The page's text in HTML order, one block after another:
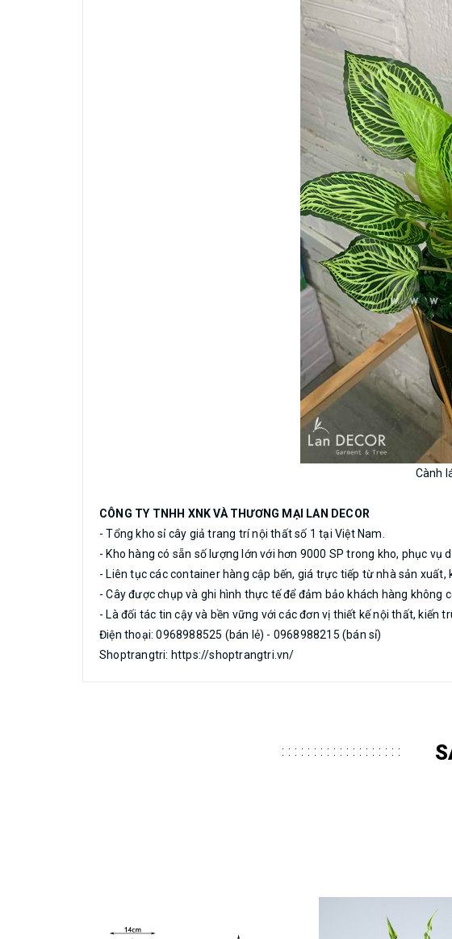
Cành
CÔNG TY TNHH XNK VÀ THƯƠNG MẠI LAN DECOR
- Tổng kho sỉ cây giả trang trí nội thất số 1 tại Việt Nam.
- Kho hàng có sẵn số lượng lớn với hơn 9000 SP trong kho, phục vụ
- Liên tục các container hàng cập bến, giá trực tiếp từ nhà sản xuất,
- Cây được chụp và ghi hình thực tế để đảm bảo khách hàng
- Là đối tác tin cậy và bền vững với các đơn vị thiết kế nội thất, kiến
Điện thoại: 0968988525 (bán lẻ) - 0968988215 (bán sỉ)
Shoptrangtri: https://shoptrangtri.vn/